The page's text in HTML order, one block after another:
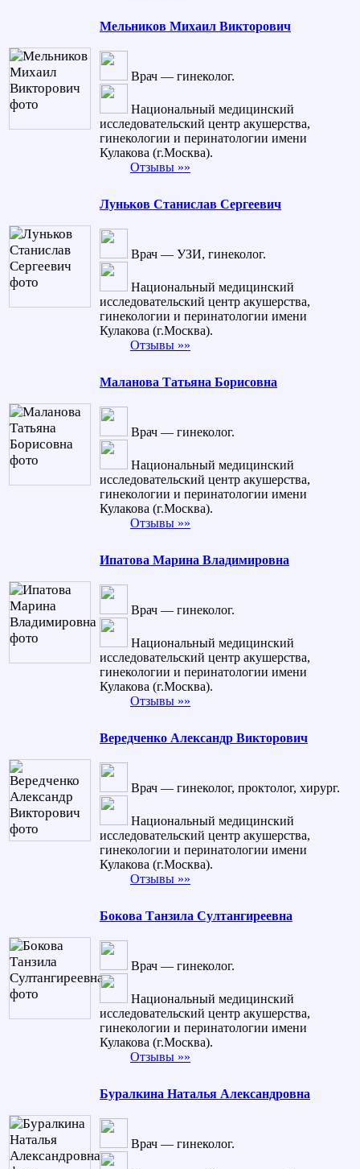
Мельников Михаил Викторович
Врач — гинеколог.
Национальный медицинский
исследовательский центр акушерства,
гинекологии и перинатологии имени
Кулакова (г.Москва).
Отзывы »»
Луньков Станислав Сергеевич
Врач — УЗИ, гинеколог.
Национальный медицинский
исследовательский центр акушерства,
гинекологии и перинатологии имени
Кулакова (г.Москва).
Отзывы »»
Маланова Татьяна Борисовна
Врач — гинеколог.
Национальный медицинский
исследовательский центр акушерства,
гинекологии и перинатологии имени
Кулакова (г.Москва).
Отзывы »»
Ипатова Марина Владимировна
Врач — гинеколог.
Национальный медицинский
исследовательский центр акушерства,
гинекологии и перинатологии имени
Кулакова (г.Москва).
Отзывы »»
Вередченко Александр Викторович
Врач — гинеколог, проктолог, хирург.
Национальный медицинский
исследовательский центр акушерства,
гинекологии и перинатологии имени
Кулакова (г.Москва).
Отзывы »»
Бокова Танзила Султангиреевна
Врач — гинеколог.
Национальный медицинский
исследовательский центр акушерства,
гинекологии и перинатологии имени
Кулакова (г.Москва).
Отзывы »»
Буралкина Наталья Александровна
Врач — гинеколог.